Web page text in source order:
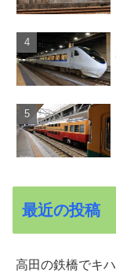
最近の投稿
高田の鉄橋でキ